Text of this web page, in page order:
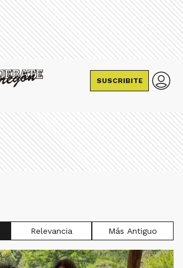
SUSCRIBITE
Relevancia Más Antiguo